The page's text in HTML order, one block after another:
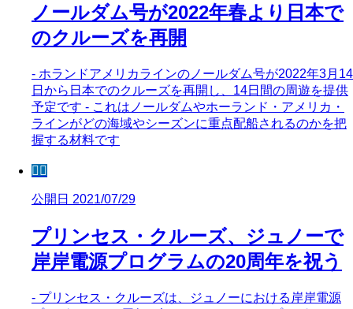
ノールダム号が2022年春より日本で
のクルーズを再開
- ホランドアメリカラインのノールダム号が2022年3月14
日から日本でのクルーズを再開し、14日間の周遊を提供
予定です - これはノールダムやホーランド・アメリカ・
ラインがどの海域やシーズンに重点配船されるのかを把
握する材料です
🧜‍♀️
公開日 2021/07/29
プリンセス・クルーズ、ジュノーで
岸岸電源プログラムの20周年を祝う
- プリンセス・クルーズは、ジュノーにおける岸岸電源